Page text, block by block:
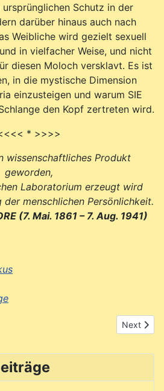
Schutz in der
darüber hinaus auch nach
Weibliche wird gezielt sexuell
in vielfacher Weise, und nicht
diesen Moloch versklavt. Es ist
in die mystische Dimension
einzusteigen und warum SIE
den Kopf zertreten wird.
* >>>>
wissenschaftliches Produkt
geworden,
Laboratorium erzeugt wird
der menschlichen Persönlichkeit.
(7. Mai. 1861 – 7. Aug. 1941)
Gottes Next
Next